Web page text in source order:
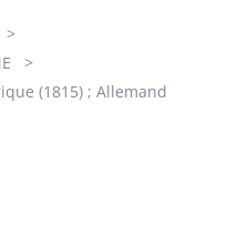
(1815) ; Allemand